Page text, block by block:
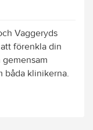
Vaggeryds
förenkla din
båda klinikerna.